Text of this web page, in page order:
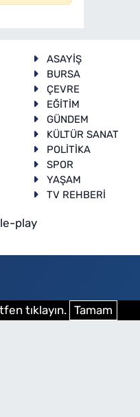
ASAYİŞ
BURSA
ÇEVRE
EĞİTİM
GÜNDEM
KÜLTÜR SANAT
POLİTİKA
SPOR
YAŞAM
TV REHBERİ
tıklayın. Tamam